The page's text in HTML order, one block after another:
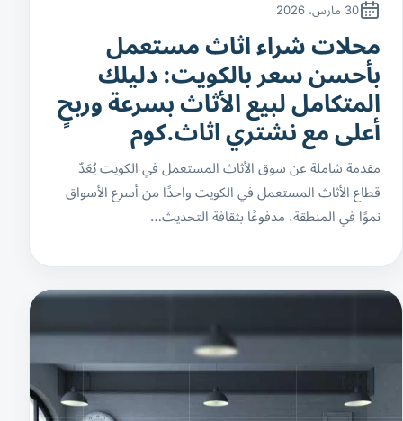
30 مارس، 2026
محلات شراء اثاث مستعمل
بأحسن سعر بالكويت: دليلك
المتكامل لبيع الأثاث بسرعة وربحٍ
أعلى مع نشتري اثاث.كوم
مقدمة شاملة عن سوق الأثاث المستعمل في الكويت يُعَدّ
قطاع الأثاث المستعمل في الكويت واحدًا من أسرع الأسواق
نموًا في المنطقة، مدفوعًا بثقافة التحديث…